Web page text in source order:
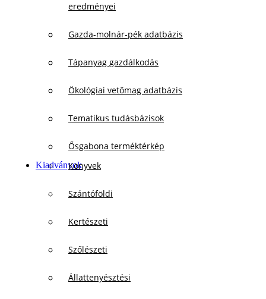
eredményei
Gazda-molnár-pék adatbázis
Tápanyag gazdálkodás
Ökológiai vetőmag adatbázis
Tematikus tudásbázisok
Ősgabona terméktérkép
KiadványokKönyvek
Szántóföldi
Kertészeti
Szőlészeti
Állattenyésztési